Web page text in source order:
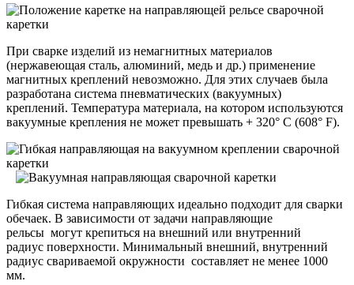
При сварке изделий из немагнитных материалов
(нержавеющая сталь, алюминий, медь и др.) применение
магнитных креплений невозможно. Для этих случаев была
разработана система пневматических (вакуумных)
креплений. Температура материала, на котором используются
вакуумные крепления не может превышать + 320° C (608° F).
Гибкая система направляющих идеально подходит для сварки
обечаек. В зависимости от задачи направляющие
рельсы могут крепиться на внешний или внутренний
радиус поверхности. Минимальный внешний, внутренний
радиус свариваемой окружности составляет не менее 1000
мм.